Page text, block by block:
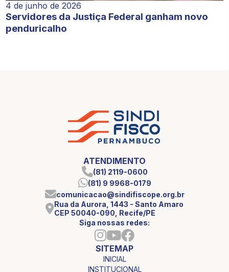
4 de junho de 2026
Servidores da Justiça Federal ganham novo
penduricalho
ATENDIMENTO
(81) 2119-0600
(81) 9 9968-0179
comunicacao@sindifiscope.org.br
Rua da Aurora, 1443 - Santo Amaro
CEP 50040-090, Recife/PE
Siga nossas redes:
SITEMAP
INICIAL
INSTITUCIONAL